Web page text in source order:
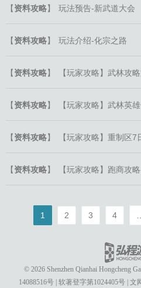
【资料攻略】 玩法预告-新武道大会
【资料攻略】 玩法介绍-化宗之路
【资料攻略】 【玩家攻略】武林攻
【资料攻略】
【资料攻略】
【资料攻略】 【玩家攻略】跑商攻
1 2 3 4
© 2026 Shenzhen Qianhai Hongcheng
14088516号 软著登字第1024405号 文